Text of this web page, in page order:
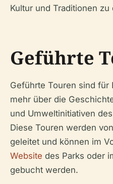
Kultur und Traditionen zu
Geführte
Geführte Touren sind für
mehr über die
und Umweltinitiativen
Diese Touren werden
geleitet und können im
Website des Parks oder
gebucht werden.